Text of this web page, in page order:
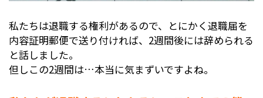
私たちは退職する権利があるので、とにかく退職届を
内容証明郵便で送り付ければ、2週間後には辞められる
と話しました。
但しこの2週間は…本当に気まずいですよね。